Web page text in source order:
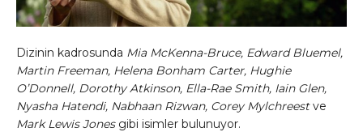
Dizinin kadrosunda Mia McKenna-Bruce, Edward Bluemel,
Martin Freeman, Helena Bonham Carter, Hughie
O’Donnell, Dorothy Atkinson, Ella-Rae Smith, Iain Glen,
Nyasha Hatendi, Nabhaan Rizwan, Corey Mylchreestve
Mark Lewis Jonesgibi isimler bulunuyor.